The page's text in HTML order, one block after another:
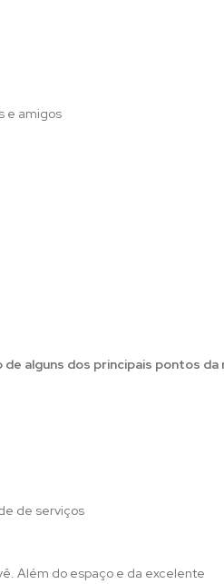
e amigos
alguns dos principais pontos da
de serviços
Além do espaço e da excelente